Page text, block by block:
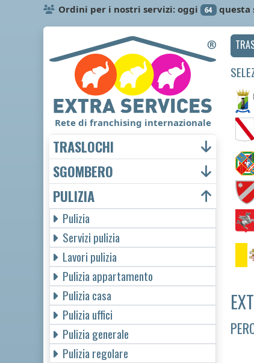
Ordini per i nostri servizi: oggi 64 questa
Rete di franchising internazionale
TRASLOCHI
SGOMBERO
PULIZIA
Pulizia
Servizi pulizia
Lavori pulizia
Pulizia appartamento
Pulizia casa
Pulizia uffici
Pulizia generale
Pulizia regolare